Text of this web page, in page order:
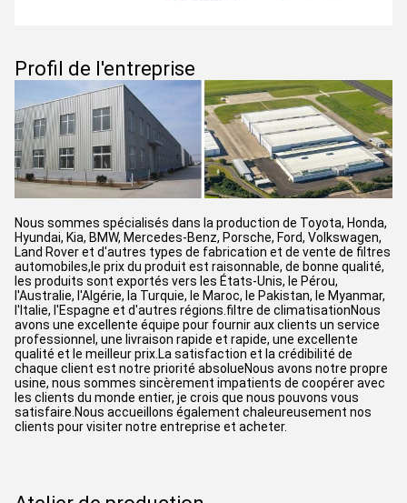
Profil de l'entreprise
Nous sommes spécialisés dans la production de Toyota, Honda,
Hyundai, Kia, BMW, Mercedes-Benz, Porsche, Ford, Volkswagen,
Land Rover et d'autres types de fabrication et de vente de filtres
automobiles,le prix du produit est raisonnable, de bonne qualité,
les produits sont exportés vers les États-Unis, le Pérou,
l'Australie, l'Algérie, la Turquie, le Maroc, le Pakistan, le Myanmar,
l'Italie, l'Espagne et d'autres régions.filtre de climatisationNous
avons une excellente équipe pour fournir aux clients un service
professionnel, une livraison rapide et rapide, une excellente
qualité et le meilleur prix.La satisfaction et la crédibilité de
chaque client est notre priorité absolueNous avons notre propre
usine, nous sommes sincèrement impatients de coopérer avec
les clients du monde entier, je crois que nous pouvons vous
satisfaire.Nous accueillons également chaleureusement nos
clients pour visiter notre entreprise et acheter.